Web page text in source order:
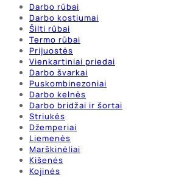
Darbo rūbai
Darbo kostiumai
Šilti rūbai
Termo rūbai
Prijuostės
Vienkartiniai priedai
Darbo švarkai
Puskombinezoniai
Darbo kelnės
Darbo bridžai ir šortai
Striukės
Džemperiai
Liemenės
Marškinėliai
Kišenės
Kojinės